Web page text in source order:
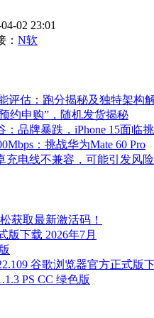
02 23:01
N软
评估：跑分揭秘及独特架构
约申购”，随机发货揭秘
品牌暴跌，iPhone 15面临
：挑战华为Mate 60 Pro
充电线不兼容，可能引发风险
获取最新激活码！
版下载 2026年7月
谷歌浏览器官方正式版
PS CC 绿色版